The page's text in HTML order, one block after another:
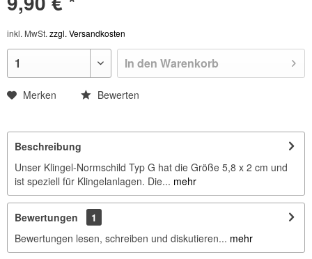
inkl. MwSt. zzgl. Versandkosten
In den Warenkorb
Merken Bewerten
Beschreibung
Unser Klingel-Normschild Typ G hat die Größe 5,8 x 2 cm und
ist speziell für Klingelanlagen. Die... mehr
Bewertungen
1
Bewertungen lesen, schreiben und diskutieren... mehr